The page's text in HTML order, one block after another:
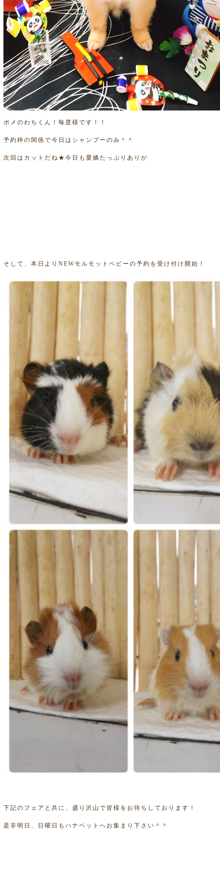
ポメのわちくん！毎度様です！！
予約枠の関係で今日はシャンプーのみ＾＾
次回はカットだね★今日も愛嬌たっぷりありが
そして、本日よりNEWモルモットベビーの予約を受け付け開始！
下記のフェアと共に、盛り沢山で皆様をお待ちしております！
是非明日、日曜日もハナペットへお集まり下さい＾＾